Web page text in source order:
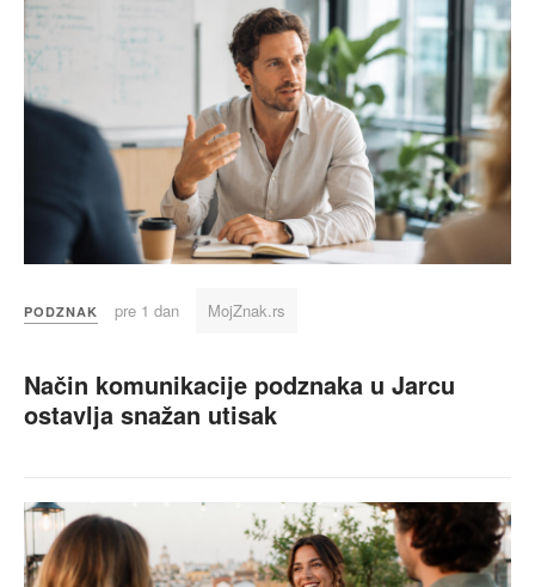
PODZNAK pre 1 dan MojZnak.rs
Način komunikacije podznaka u Jarcu
ostavlja snažan utisak